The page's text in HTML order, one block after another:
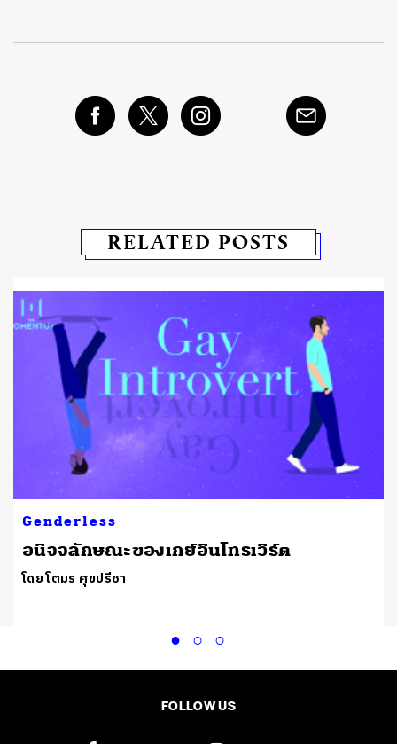
RELATED POSTS
Genderless
อนิจจลักษณะของเกย์อินโทรเวิร์ต
โดย โตมร ศุขปรีชา
FOLLOW US